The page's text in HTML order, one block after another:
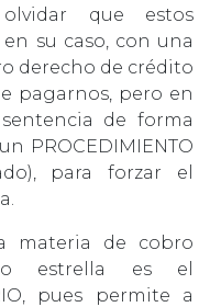
que estos
su caso, con una
derecho de crédito
pagarnos, pero en
de forma
PROCEDIMIENTO
para forzar el
materia de cobro
estrella es el
pues permite a